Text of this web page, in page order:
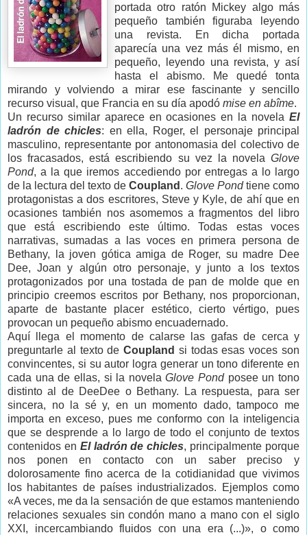
portada otro ratón Mickey algo más
pequeño también figuraba leyendo
una revista. En dicha portada
aparecía una vez más él mismo, en
pequeño, leyendo una revista, y así
hasta el abismo. Me quedé tonta
mirando y volviendo a mirar ese fascinante y sencillo
recurso visual, que Francia en su día apodó mise en abîme.
Un recurso similar aparece en ocasiones en la novela El
ladrón de chicles: en ella, Roger, el personaje principal
masculino, representante por antonomasia del colectivo de
los fracasados, está escribiendo su vez la novela Glove
Pond, a la que iremos accediendo por entregas a lo largo
de la lectura del texto de Coupland . Glove Pondtiene como
protagonistas a dos escritores, Steve y Kyle, de ahí que en
ocasiones también nos asomemos a fragmentos del libro
que está escribiendo este último. Todas estas voces
narrativas, sumadas a las voces en primera persona de
Bethany, la joven gótica amiga de Roger, su madre Dee
Dee, Joan y algún otro personaje, y junto a los textos
protagonizados por una tostada de pan de molde que en
principio creemos escritos por Bethany, nos proporcionan,
aparte de bastante placer estético, cierto vértigo, pues
provocan un pequeño abismo encuadernado.
Aquí llega el momento de calarse las gafas de cerca y
preguntarle al texto deCoupland si todas esas voces son
convincentes, si su autor logra generar un tono diferente en
cada una de ellas, si la novelaGlove Pondposee un tono
distinto al de DeeDee o Bethany. La respuesta, para ser
sincera, no la sé y, en un momento dado, tampoco me
importa en exceso, pues me conformo con la inteligencia
que se desprende a lo largo de todo el conjunto de textos
contenidos en El ladrón de chicles, principalmente porque
nos ponen en contacto con un saber preciso y
dolorosamente fino acerca de la cotidianidad que vivimos
los habitantes de países industrializados. Ejemplos como
«A veces, me da la sensación de que estamos manteniendo
relaciones sexuales sin condón mano a mano con el siglo
XXI, incercambiando fluidos con una era (...)», o como